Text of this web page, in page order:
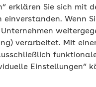
erklären Sie sich mit
Wenn
verarbeitet. Mit
Einstellungen“
und Oberschenkeln
eine symmetrische